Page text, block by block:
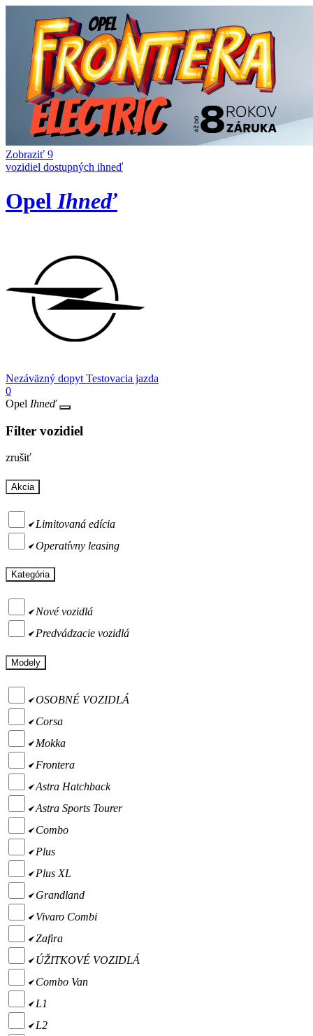
Zobraziť 9
vozidiel dostupných ihneď
OpelIhneď
Nezáväzný dopyt Testovacia jazda
0
Opel Ihneď
Filter vozidiel
zrušiť
Akcia
Limitovaná edícia
Operatívny leasing
Kategória
Nové vozidlá
Predvádzacie vozidlá
Modely
OSOBNÉ VOZIDLÁ
Corsa
Mokka
Frontera
Astra Hatchback
Astra Sports Tourer
Combo
Plus
Plus XL
Grandland
Vivaro Combi
Zafira
ÚŽITKOVÉ VOZIDLÁ
Combo Van
L1
L2